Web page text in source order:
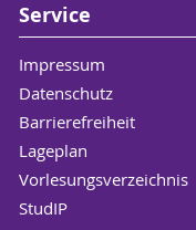
Service
Impressum
Datenschutz
Barrierefreiheit
Lageplan
Vorlesungsverzeichnis
StudIP